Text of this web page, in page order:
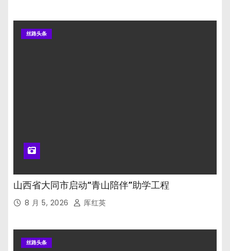
丝路头条
山西省大同市启动“青山陪伴”助学工程
8 月 5, 2026 厍红英
丝路头条